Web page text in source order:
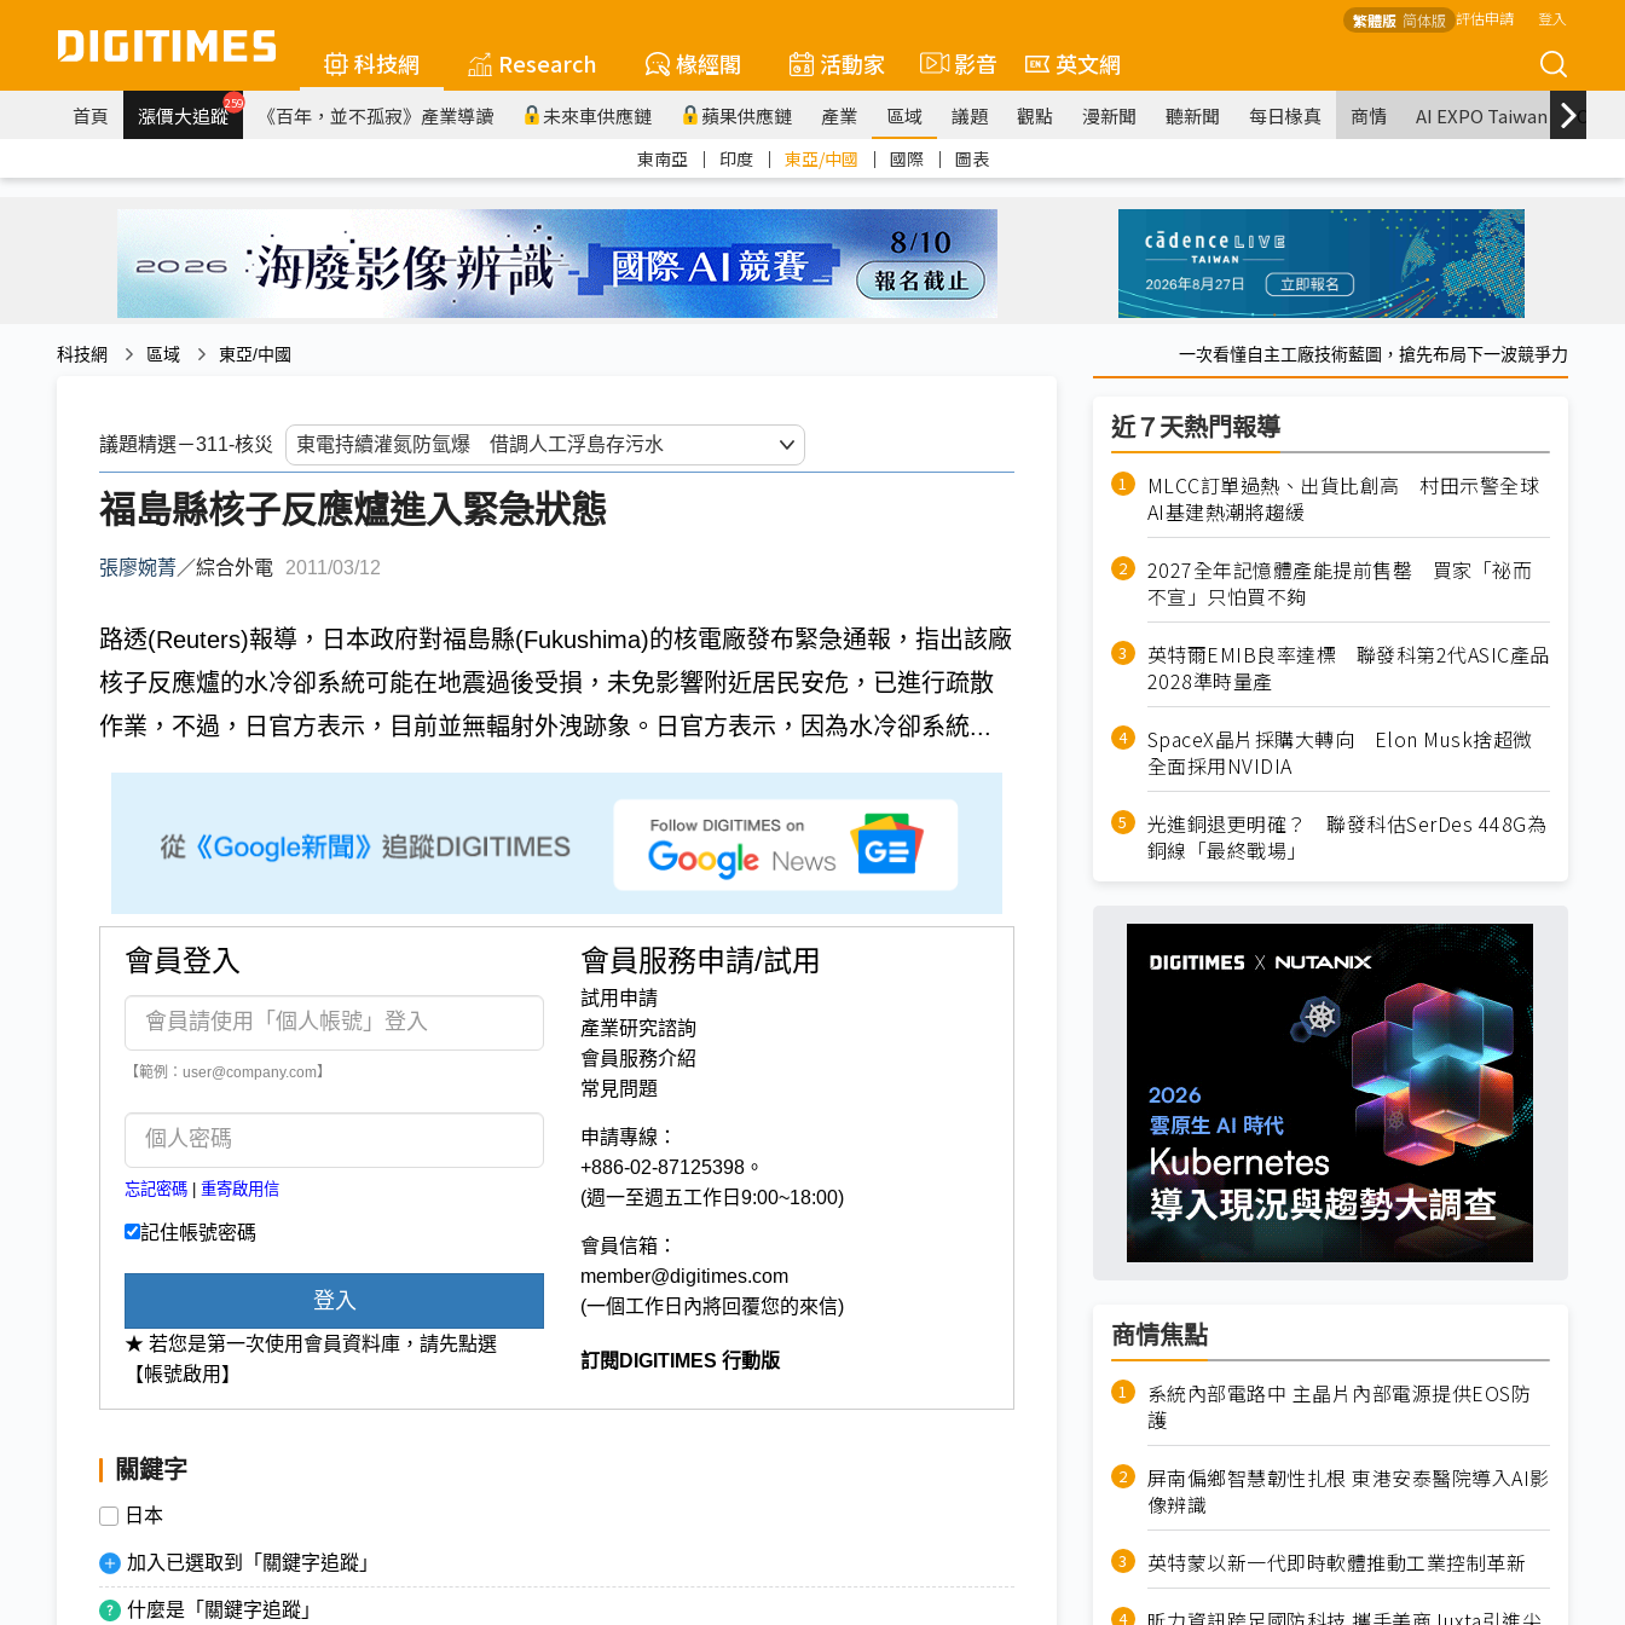
繁體版 简体版 評估申請 登入
科技網 Research 椽經閣 活動家 影音 英文網
首頁 漲價大追蹤259 《百年，並不孤寂》產業導讀 未來車供應鏈 蘋果供應鏈 產業 區域 議題 觀點 漫新聞 聽新聞 每日椽真 商情 AI EXPO Taiwan
東南亞 ｜ 印度 ｜ 東亞/中國 ｜ 國際 ｜ 圖表
科技網 區域 東亞/中國 一次看懂自主工廠技術藍圖，搶先布局下一波競爭力
議題精選－311-核災
福島縣核子反應爐進入緊急狀態
張廖婉菁／綜合外電 2011/03/12
路透(Reuters)報導，日本政府對福島縣(Fukushima)的核電廠發布緊急通報，指出該廠
核子反應爐的水冷卻系統可能在地震過後受損，未免影響附近居民安危，已進行疏散
作業，不過，日官方表示，目前並無輻射外洩跡象。日官方表示，因為水冷卻系統...
會員登入
【範例：user@company.com】
忘記密碼 重寄啟用信
記住帳號密碼
登入
★ 若您是第一次使用會員資料庫，請先點選
【帳號啟用】
會員服務申請/試用
試用申請
產業研究諮詢
會員服務介紹
常見問題
申請專線：
+886-02-87125398。
(週一至週五工作日9:00~18:00)
會員信箱：
member@digitimes.com
(一個工作日內將回覆您的來信)
訂閱DIGITIMES 行動版
關鍵字
日本
加入已選取到「關鍵字追蹤」
什麼是「關鍵字追蹤」
近７天熱門報導
MLCC訂單過熱、出貨比創高 村田示警全球
AI基建熱潮將趨緩
2027全年記憶體產能提前售罄 買家「祕而
不宣」只怕買不夠
英特爾EMIB良率達標 聯發科第2代ASIC產品
2028準時量產
SpaceX晶片採購大轉向 Elon Musk捨超微
全面採用NVIDIA
光進銅退更明確？ 聯發科估SerDes 448G為
銅線「最終戰場」
商情焦點
系統內部電路中 主晶片內部電源提供EOS防
護
屏南偏鄉智慧韌性扎根 東港安泰醫院導入AI影
像辨識
英特蒙以新一代即時軟體推動工業控制革新